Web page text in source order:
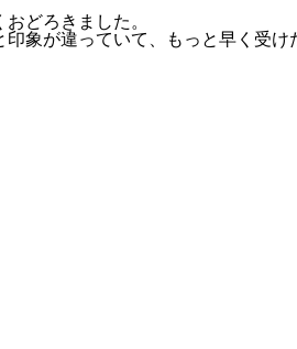
どろきました。
象が違っていて、もっと早く受け